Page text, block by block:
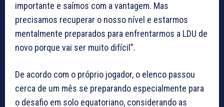
importante e saímos com a vantagem. Mas
precisamos recuperar o nosso nível e estarmos
mentalmente preparados para enfrentarmos a LDU de
novo porque vai ser muito difícil”.
De acordo com o próprio jogador, o elenco passou
cerca de um mês se preparando especialmente para
o desafio em solo equatoriano, considerando as